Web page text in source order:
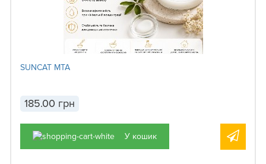
SUNCAT MTA
185.00 грн
У кошик